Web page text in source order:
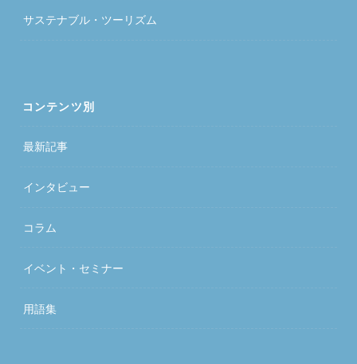
サステナブル・ツーリズム
コンテンツ別
最新記事
インタビュー
コラム
イベント・セミナー
用語集